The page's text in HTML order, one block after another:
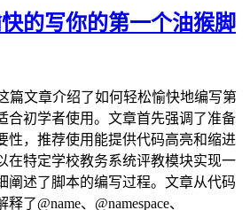
的写你的第一个油猴脚
篇文章介绍了如何轻松愉快地编写第
合初学者使用。文章首先强调了准备
性，推荐使用能提供代码高亮和缩进
在特定学校教务系统评教模块实现一
阐述了脚本的编写过程。文章从代码
了@name、@namespace、